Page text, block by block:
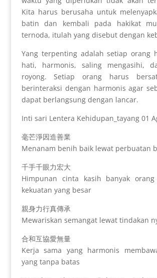
Kita harus berusaha untuk
batin dan kembali pada hakikat
ternoda, itulah yang disebut dengan
Yang terpenting adalah setiap orang
hati, harmonis, saling mengasihi,
royong. Setiap orang harus
berinteraksi dengan harmonis agar
dapat berlangsung dengan lancar.
Inti sari Lentera Kehidupan_tayang 01
毫芒淨因造善業
Menanam benih baik lewat perbuatan
千手千眼力宏大
Himpunan cinta kasih banyak orang
kekuatan yang besar
親身力行真傳承
Mewariskan semangat lewat tindakan
合和互協愛無量
Kerja sama yang harmonis
yang tanpa batas